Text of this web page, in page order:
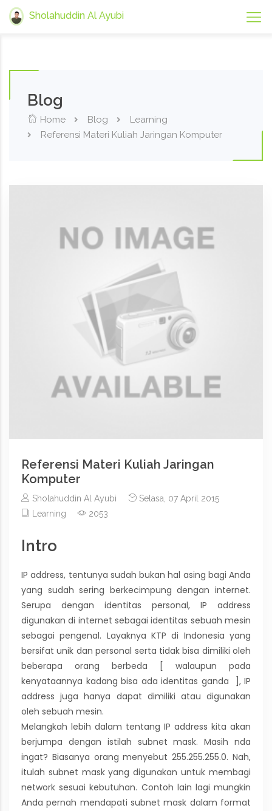
Sholahuddin Al Ayubi
Blog
Home Blog
Learning
Referensi Materi Kuliah Jaringan Komputer
Referensi Materi Kuliah Jaringan
Komputer
Sholahuddin Al Ayubi
Selasa, 07 April 2015
Learning
2053
Intro
IP address, tentunya sudah bukan hal asing bagi Anda
yang sudah sering berkecimpung dengan internet.
Serupa dengan identitas personal, IP address
digunakan di internet sebagai identitas sebuah mesin
sebagai pengenal. Layaknya KTP di Indonesia yang
bersifat unik dan personal serta tidak bisa dimiliki oleh
beberapa orang berbeda [ walaupun pada
kenyataannya kadang bisa ada identitas ganda ], IP
address juga hanya dapat dimiliki atau digunakan
oleh sebuah mesin.
Melangkah lebih dalam tentang IP address kita akan
berjumpa dengan istilah subnet mask. Masih nda
ingat? Biasanya orang menyebut 255.255.255.0. Nah,
itulah subnet mask yang digunakan untuk membagi
network sesuai kebutuhan. Contoh lain lagi mungkin
Anda pernah mendapati subnet mask dalam format